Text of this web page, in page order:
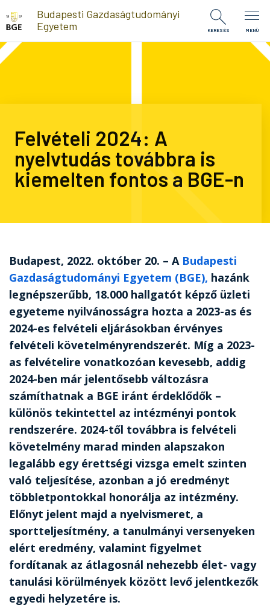
Ugrás a tartalomra
Budapesti Gazdaságtudományi
Egyetem
KERESÉS MENÜ
Felvételi 2024: A
nyelvtudás továbbra is
kiemelten fontos a BGE-n
Budapest, 2022. október 20. – A Budapesti
Gazdaságtudományi Egyetem (BGE), hazánk
legnépszerűbb, 18.000 hallgatót képző üzleti
egyeteme nyilvánosságra hozta a 2023-as és
2024-es felvételi eljárásokban érvényes
felvételi követelményrendszerét. Míg a 2023-
as felvételire vonatkozóan kevesebb, addig
2024-ben már jelentősebb változásra
számíthatnak a BGE iránt érdeklődők –
különös tekintettel az intézményi pontok
rendszerére. 2024-től továbbra is felvételi
követelmény marad minden alapszakon
legalább egy érettségi vizsga emelt szinten
való teljesítése, azonban a jó eredményt
többletpontokkal honorálja az intézmény.
Előnyt jelent majd a nyelvismeret, a
sportteljesítmény, a tanulmányi versenyeken
elért eredmény, valamint figyelmet
fordítanak az átlagosnál nehezebb élet- vagy
tanulási körülmények között levő jelentkezők
egyedi helyzetére is.